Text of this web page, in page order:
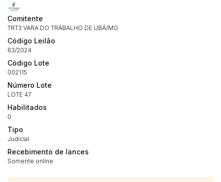
Comitente
TRT3 VARA DO TRABALHO DE UBÁ/MG
Código Leilão
63/2024
Código Lote
002115
Número Lote
LOTE 47
Habilitados
0
Tipo
Judicial
Recebimento de lances
Somente online
Envie sua Proposta
(Art. 895, CPC)
Data
14/04/2025 18:43:11
Clique aqui para fazer login
propostas